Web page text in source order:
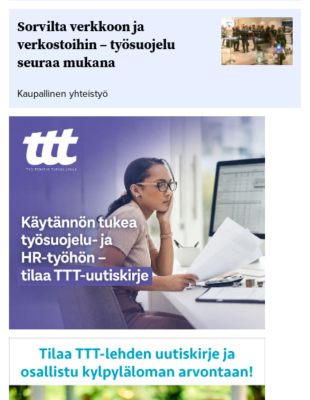
Sorvilta verkkoon ja
verkostoihin – työsuojelu
seuraa mukana
Kaupallinen yhteistyö